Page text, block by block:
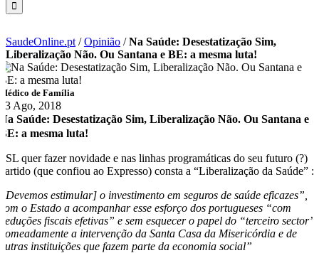
SaudeOnline.pt /Opinião /Na Saúde: Desestatização Sim,
Liberalização Não. Ou Santana e BE: a mesma luta!
Médico de Família
23 Ago, 2018
Na Saúde: Desestatização Sim, Liberalização Não. Ou Santana e
BE: a mesma luta!
PSL quer fazer novidade e nas linhas programáticas do seu futuro (?)
partido (que confiou ao Expresso) consta a “Liberalização da Saúde” :
“Devemos estimular] o investimento em seguros de saúde eficazes”,
com o Estado a acompanhar esse esforço dos portugueses “com
deduções fiscais efetivas” e semesquecer o papel do “terceiro sector”,
nomeadamente a intervenção da Santa Casa da Misericórdia e de
outras instituições que fazem parte da economia social”